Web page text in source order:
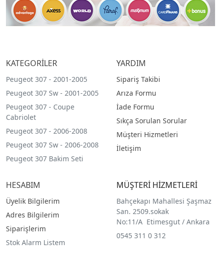
KATEGORİLER
Peugeot 307 - 2001-2005
Peugeot 307 Sw - 2001-2005
Peugeot 307 - Coupe
Cabriolet
Peugeot 307 - 2006-2008
Peugeot 307 Sw - 2006-2008
Peugeot 307 Bakim Seti
YARDIM
Sipariş Takibi
Arıza Formu
İade Formu
Sıkça Sorulan Sorular
Müşteri Hizmetleri
İletişim
HESABIM
Üyelik Bilgilerim
Adres Bilgilerim
Siparişlerim
Stok Alarm Listem
MÜŞTERİ HİZMETLERİ
Bahçekapı Mahallesi Şaşmaz
San. 2509.sokak
No:11/A Etimesgut / Ankara
0545 311 0 312